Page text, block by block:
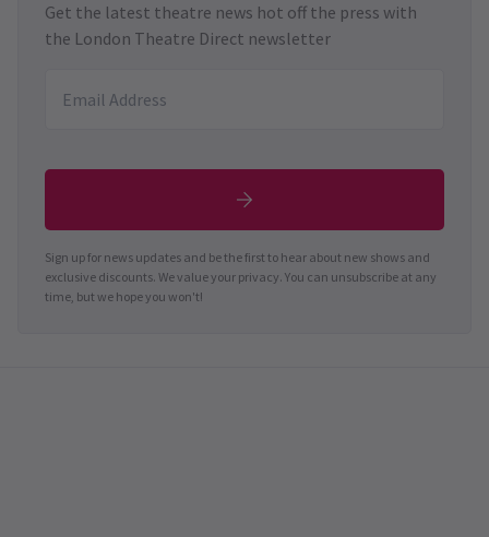
Get the latest theatre news hot off the press with
the London Theatre Direct newsletter
Sign up for news updates and be the first to hear about new shows and
exclusive discounts. We value your privacy. You can unsubscribe at any
time, but we hope you won't!